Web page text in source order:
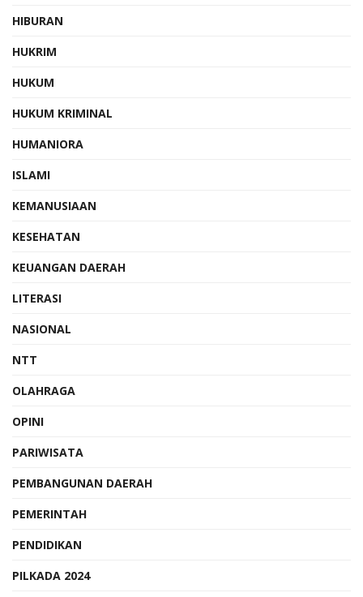
HIBURAN
HUKRIM
HUKUM
HUKUM KRIMINAL
HUMANIORA
ISLAMI
KEMANUSIAAN
KESEHATAN
KEUANGAN DAERAH
LITERASI
NASIONAL
NTT
OLAHRAGA
OPINI
PARIWISATA
PEMBANGUNAN DAERAH
PEMERINTAH
PENDIDIKAN
PILKADA 2024